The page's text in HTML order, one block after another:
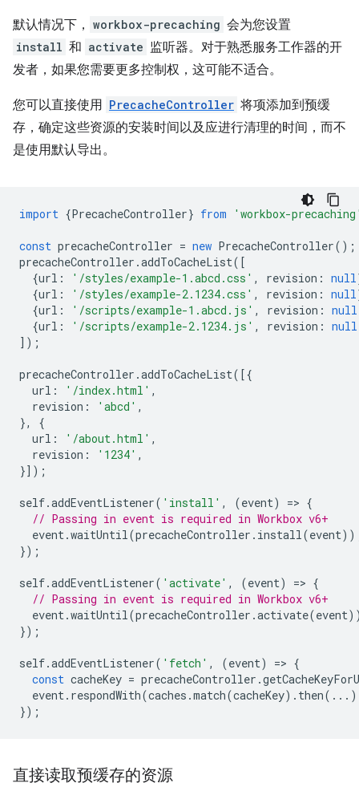
默认情况下， workbox-precaching 会为您设置
install 和 activate 监听器。对于熟悉服务工作器的开
发者，如果您需要更多控制权，这可能不适合。
您可以直接使用 PrecacheController 将项添加到预缓
存，确定这些资源的安装时间以及应进行清理的时间，而不
是使用默认导出。
import {PrecacheController} from 'workbox-
const precacheController = new PrecacheController();
precacheController .addToCacheList([
{url : '/styles/example-1.abcd.css' , revision : null
{url : '/styles/example-2.1234.css' , revision : null
{url : '/scripts/example-1.abcd.js' , revision : null
{url : '/scripts/example-2.1234.js' , revision : null
]);
precacheController .addToCacheList([{
url : '/index.html' ,
revision : 'abcd' ,
},
{
url : '/about.html' ,
revision : '1234' ,
}]);
self.addEventListener( 'install' , (event) => {
// Passing in event is required in Workbox v6+
event.waitUntil(precacheController . install(event
});
self.addEventListener( 'activate' , (event) => {
// Passing in event is required in Workbox v6+
event.waitUntil(precacheController .activate(event
});
self.addEventListener( 'fetch' , (event) => {
const cacheKey = precacheController .
event. respondWith(caches .match(cacheKey). then
});
直接读取预缓存的资源